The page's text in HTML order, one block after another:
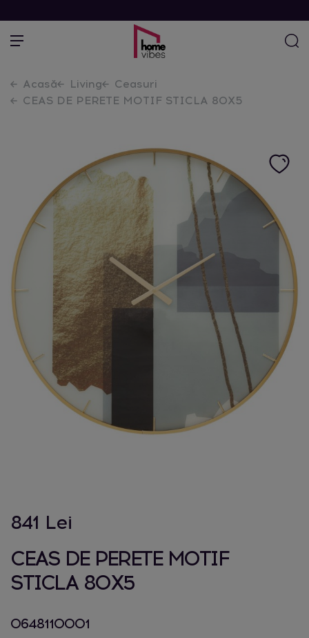
Acasă Living
Ceasuri
CEAS DE PERETE MOTIF STICLA 80X5
841 Lei
CEAS DE PERETE MOTIF
STICLA 80X5
0648110001